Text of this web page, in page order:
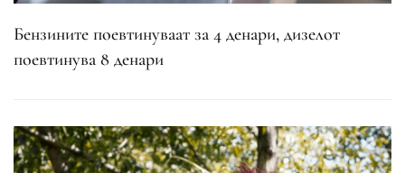
Бензините поевтинуваат за 4 денари, дизелот
поевтинува 8 денари